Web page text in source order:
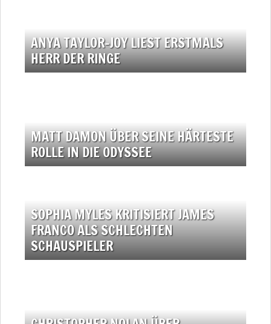
ANYA TAYLOR-JOY LIEST ERSTMALS
HERR DER RINGE
MATT DAMON ÜBER SEINE HÄRTESTE
ROLLE IN DIE ODYSSEE
SOPHIA MYLES KRITISIERT JAMES
FRANCO ALS SCHLECHTEN
SCHAUSPIELER